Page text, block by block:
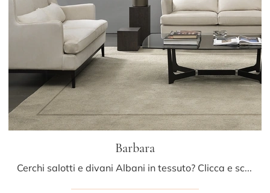
Barbara
Cerchi salotti e divani Albani in tessuto? Clicca e scopri di più sul modello Barbara per spazi moderni.